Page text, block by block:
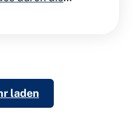
laden